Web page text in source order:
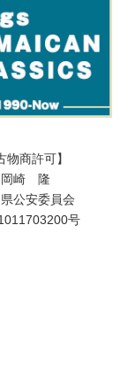
物商許可】
岡崎 隆
公安委員会
号